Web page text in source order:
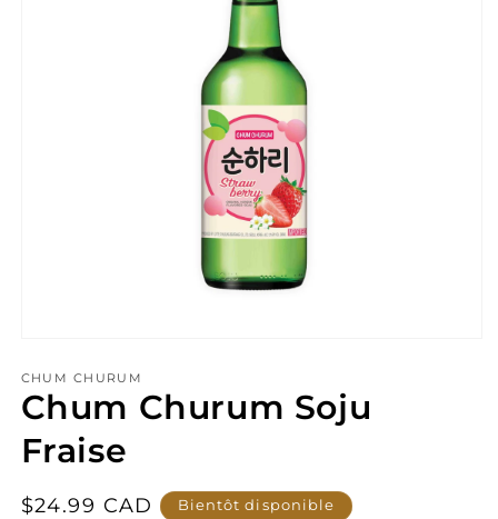
média
1
dans
fenêtre
modale
CHUM CHURUM
Chum Churum Soju
Fraise
Prix
$24.99 CAD Bientôt disponible